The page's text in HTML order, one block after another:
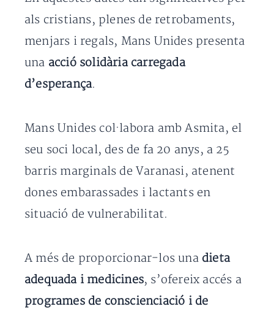
als cristians, plenes de retrobaments,
menjars i regals, Mans Unides presenta
una acció solidària carregada
d’esperança.
Mans Unides col·labora amb Asmita, el
seu soci local, des de fa 20 anys, a 25
barris marginals de Varanasi, atenent
dones embarassades i lactants en
situació de vulnerabilitat.
A més de proporcionar-los una dieta
adequada i medicines, s’ofereix accés a
programes de conscienciació i de